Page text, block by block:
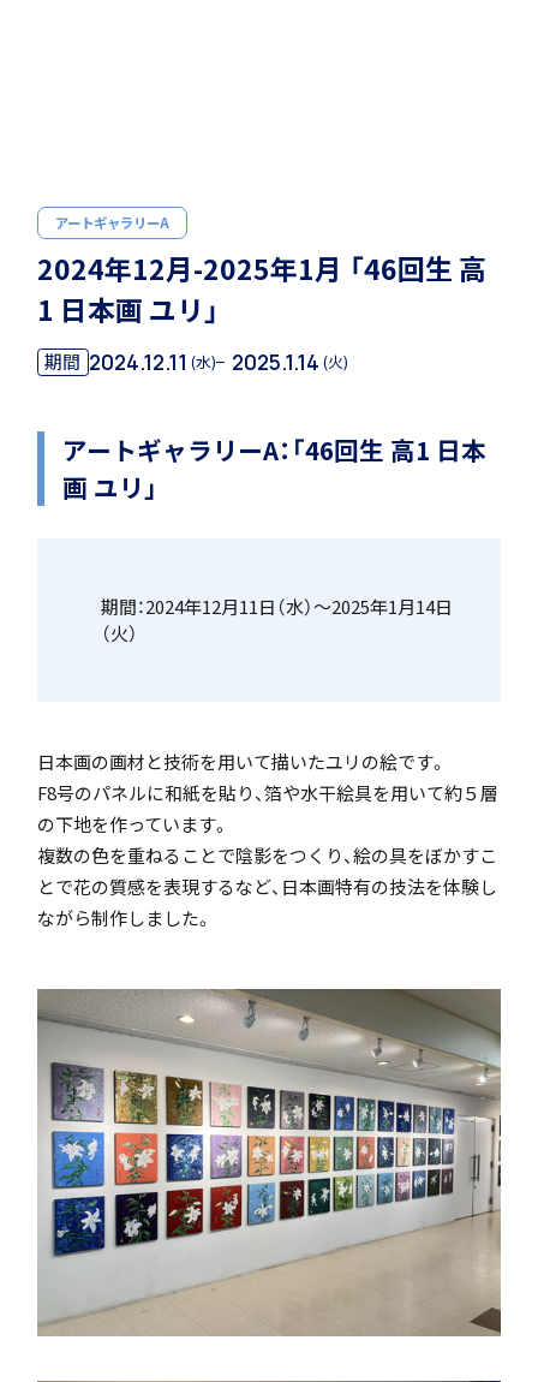
アートギャラリーA
2024年12月-2025年1月 「46回生 高
1 日本画 ユリ」
期間 2024.12.11 (水) 2025.1.14 (火)
アートギャラリーA：「46回生 高1 日本
画 ユリ」
期間：2024年12月11日（水）～2025年1月14日
（火）
日本画の画材と技術を用いて描いたユリの絵です。
F8号のパネルに和紙を貼り、箔や水干絵具を用いて約５層
の下地を作っています。
複数の色を重ねることで陰影をつくり、絵の具をぼかすこ
とで花の質感を表現するなど、日本画特有の技法を体験し
ながら制作しました。
学校長挨拶
いじめ防止基本方針
特色
茗溪ジェネラルクラス（MG）
アカデミアクラス（AC）